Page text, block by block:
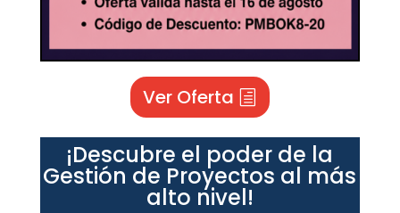
Ver Oferta
¡Descubre el poder de la
Gestión de Proyectos al más
alto nivel!